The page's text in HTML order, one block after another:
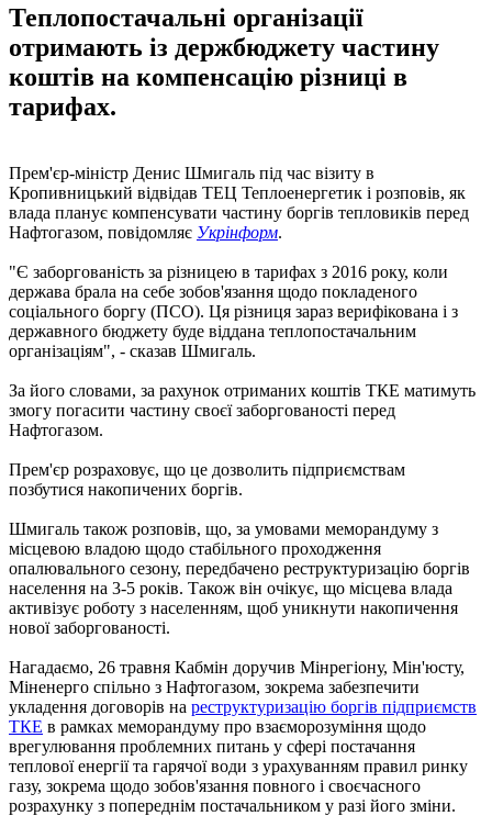
Теплопостачальні організації
отримають із держбюджету частину
коштів на компенсацію різниці в
тарифах.
Прем'єр-міністр Денис Шмигаль під час візиту в
Кропивницький відвідав ТЕЦ Теплоенергетик і розповів, як
влада планує компенсувати частину боргів тепловиків перед
Нафтогазом, повідомляє Укрінформ.
"Є заборгованість за різницею в тарифах з 2016 року, коли
держава брала на себе зобов'язання щодо покладеного
соціального боргу (ПСО). Ця різниця зараз верифікована і з
державного бюджету буде віддана теплопостачальним
організаціям", - сказав Шмигаль.
За його словами, за рахунок отриманих коштів ТКЕ матимуть
змогу погасити частину своєї заборгованості перед
Нафтогазом.
Прем'єр розраховує, що це дозволить підприємствам
позбутися накопичених боргів.
Шмигаль також розповів, що, за умовами меморандуму з
місцевою владою щодо стабільного проходження
опалювального сезону, передбачено реструктуризацію боргів
населення на 3-5 років. Також він очікує, що місцева влада
активізує роботу з населенням, щоб уникнути накопичення
нової заборгованості.
Нагадаємо, 26 травня Кабмін доручив Мінрегіону, Мін'юсту,
Міненерго спільно з Нафтогазом, зокрема забезпечити
укладення договорів на реструктуризацію боргів підприємств
ТКЕ в рамках меморандуму про взаєморозуміння щодо
врегулювання проблемних питань у сфері постачання
теплової енергії та гарячої води з урахуванням правил ринку
газу, зокрема щодо зобов'язання повного і своєчасного
розрахунку з попереднім постачальником у разі його зміни.